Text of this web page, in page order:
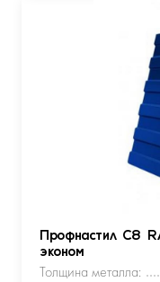
Профнастил С8
эконом
Толщина металла: